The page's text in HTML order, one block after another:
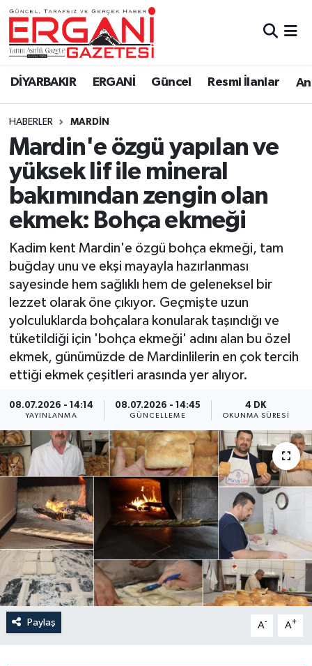
DİYARBAKIR ERGANİ Güncel Resmi İlanlar
HABERLER MARDIN
Mardin'e özgü yapılan ve
yüksek lif ile mineral
bakımından zengin olan
ekmek: Bohça ekmeği
Kadim kent Mardin'e özgü bohça ekmeği, tam
buğday unu ve ekşi mayayla hazırlanması
sayesinde hem sağlıklı hem de geleneksel bir
lezzet olarak öne çıkıyor. Geçmişte uzun
yolculuklarda bohçalara konularak taşındığı ve
tüketildiği için 'bohça ekmeği' adını alan bu özel
ekmek, günümüzde de Mardinlilerin en çok tercih
ettiği ekmek çeşitleri arasında yer alıyor.
08.07.2026 - 14:14
YAYINLANMA
08.07.2026 - 14:45
GÜNCELLEME
4 DK
OKUNMA SÜRESI
Paylaş A- A+
DİYARBAKIR
BİSMİL
BAĞLAR
ERGANİ
Güncel
Eği̇ti̇m
Resmi İlanlar
Sağlık
Si̇yaset
Spor
Yaşam
Anali̇z
Bi̇li̇m & Teknoloji̇
Dünya
Eği̇ti̇m
Ergani Nöbetçi Eczaneler
Ergani Hava Durumu
Ergani Trafik Yoğunluk Haritası
Süper Lig Puan Durumu ve Fikstür
Tüm Manşetler
Son Dakika Haberleri
Haber Arşivi